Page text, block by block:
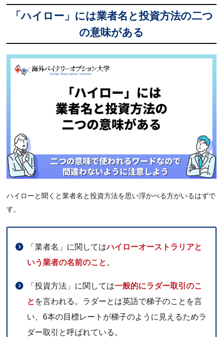
い
3.2 最低投資額が少ないため低資金でトレードできる
レバレッジ機能がないため損失額を把握できる
4ハイロー取引を行うデメリット3つ
4.1大きな利益を上げるのは難しい
正確な予測をするには投資の知識が必要
ギャンブル依存症になる危険性がある
【危機回避】ハイロー取引を行う際の注意点3つ
出金トラブルが過去に起きていないか事前に調べ
る
5.2
自動売買ツールは基本的に禁止されており口座凍
結につながる
5.3初心者を対象とした情報商材や詐欺ツールが多い
7.1ファンダメンタルズ分析とテクニカル分析を行う
7.2トレードを振り返り改善点を洗い出す
安全にハイロー取引ができるおすすめ業者
8.1ハイローオーストラリア｜金融ライセンス取得
8.2ザオプション｜ボーナスの種類が豊富
「ハイロー」には業者名と投資方法の二つ
の意味がある
ハイローと聞くと業者名と投資方法を思い浮かべる方がいるはずで
す。
「業者名」に関してはハイローオーストラリアと
いう業者の名前のこと 。
「投資方法」に関しては一般的にラダー取引のこ
と を言われる。ラダーとは英語で梯子のことを言
い、6本の目標レートが梯子のように見えるためラ
ダー取引と呼ばれている。